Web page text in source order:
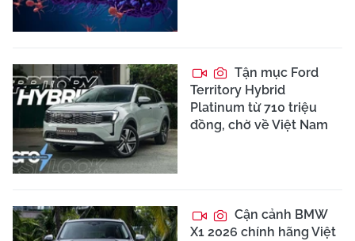
Tận mục Ford
Territory Hybrid
Platinum từ 710 triệu
đồng, chờ về Việt Nam
Cận cảnh BMW
X1 2026 chính hãng Việt